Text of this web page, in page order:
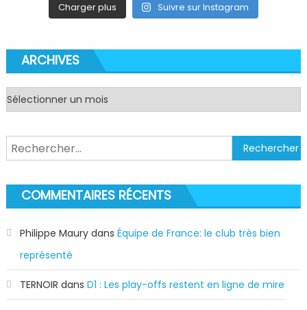
Charger plus Suivre sur Instagram
ARCHIVES
Archives
Rechercher :
COMMENTAIRES RÉCENTS
Philippe Maurydans Équipe de France: le club très bien
représenté
TERNOIR dans D1 : Les play-offs restent en ligne de mire